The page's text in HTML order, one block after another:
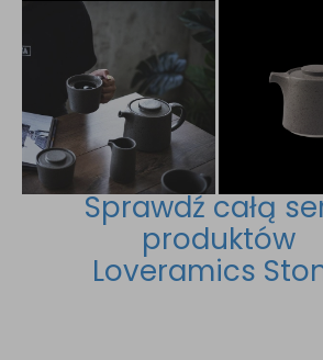
Sprawdź całą
produktów
Loveramics